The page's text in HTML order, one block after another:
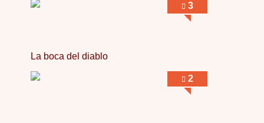
3
La boca del diablo
2